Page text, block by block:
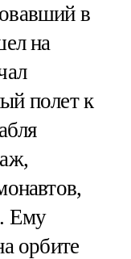
в
на
полет к
Ему
орбите